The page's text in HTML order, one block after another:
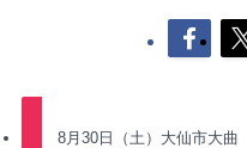
8月30日（土）大仙市大曲